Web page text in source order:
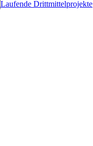
Laufende Drittmittelprojekte